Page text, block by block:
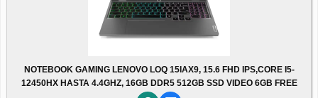
NOTEBOOK GAMING LENOVO LOQ 15IAX9, 15.6 FHD IPS,CORE I5-
12450HX HASTA 4.4GHZ, 16GB DDR5 512GB SSD VIDEO 6GB FREE